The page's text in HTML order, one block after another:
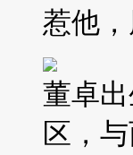
惹他
董卓
区，